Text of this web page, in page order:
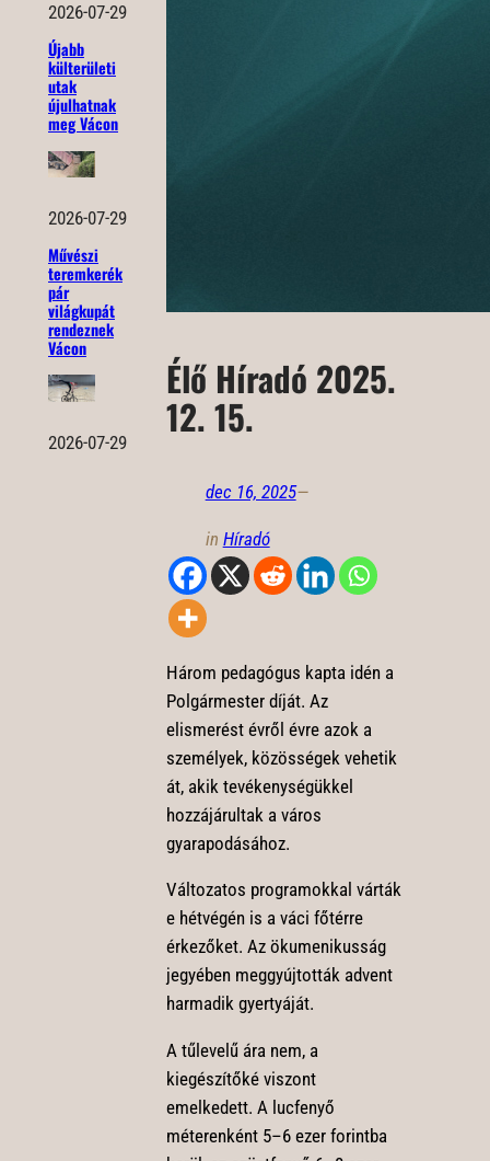
2026-07-29
Újabb
külterületi
utak
újulhatnak
meg Vácon
2026-07-29
Művészi
teremkerék
pár
világkupát
rendeznek
Vácon
2026-07-29
Élő Híradó 2025.
12. 15.
dec 16, 2025—
in Híradó
Három pedagógus kapta idén a
Polgármester díját. Az
elismerést évről évre azok a
személyek, közösségek vehetik
át, akik tevékenységükkel
hozzájárultak a város
gyarapodásához.
Változatos programokkal várták
e hétvégén is a váci főtérre
érkezőket. Az ökumenikusság
jegyében meggyújtották advent
harmadik gyertyáját.
A tűlevelű ára nem, a
kiegészítőké viszont
emelkedett. A lucfenyő
méterenként 5–6 ezer forintba